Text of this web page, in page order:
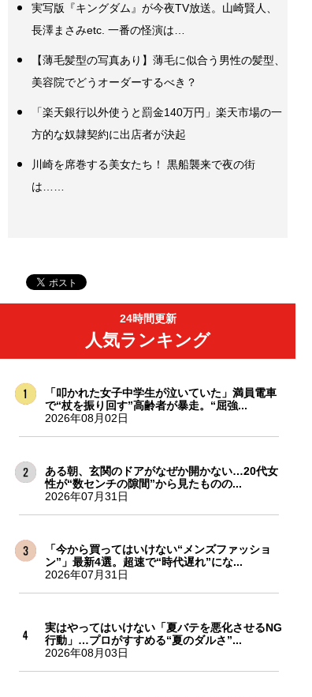
実写版『キングダム』が今夜TV放送。山崎賢人、
長澤まさみetc. 一番の怪演は…
【薄毛髪型の写真あり】薄毛に似合う男性の髪型、
美容院でどうオーダーするべき？
「楽天銀行以外使うと罰金140万円」楽天市場の一
方的な奴隷契約に出店者が決起
川崎を席巻する美女たち！ 黒船襲来で夜の街
は……
24時間更新
人気ランキング
「叩かれた女子中学生が泣いていた」満員電車
で“杖を振り回す”高齢者が暴走。“屈強...
2026年08月02日
ある朝、玄関のドアがなぜか開かない…20代女
性が“数センチの隙間”から見たものの...
2026年07月31日
「今から買ってはいけない“メンズファッショ
ン”」最新4選。超速で“時代遅れ”にな...
2026年07月31日
実はやってはいけない「夏バテを悪化させるNG
行動」…プロがすすめる“夏のダルさ”...
2026年08月03日